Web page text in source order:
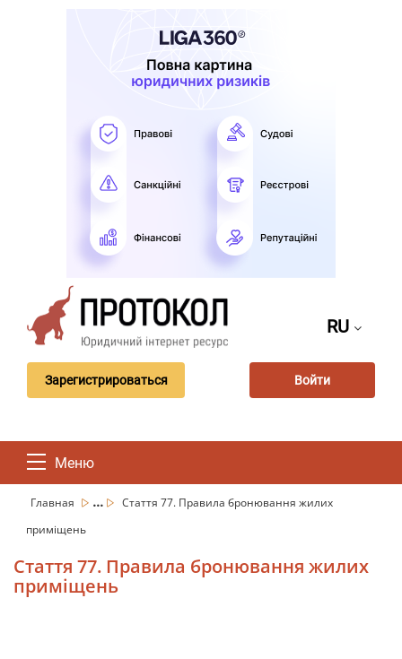
RU
Зарегистрироваться Войти
Меню
Главная ...
Стаття 77. Правила бронювання жилих
приміщень
Стаття 77. Правила бронювання жилих
приміщень